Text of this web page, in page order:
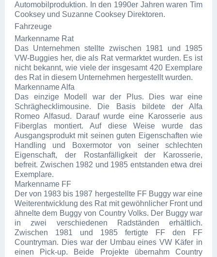
Automobilproduktion. In den 1990er Jahren waren Tim
Cooksey und Suzanne Cooksey Direktoren.
Fahrzeuge
Markenname Rat
Das Unternehmen stellte zwischen 1981 und 1985
VW-Buggies her, die als Rat vermarktet wurden. Es ist
nicht bekannt, wie viele der insgesamt 420 Exemplare
des Rat in diesem Unternehmen hergestellt wurden.
Markenname Alfa
Das einzige Modell war der Plus. Dies war eine
Schräghecklimousine. Die Basis bildete der Alfa
Romeo Alfasud. Darauf wurde eine Karosserie aus
Fiberglas montiert. Auf diese Weise wurde das
Ausgangsprodukt mit seinen guten Eigenschaften wie
Handling und Boxermotor von seiner schlechten
Eigenschaft, der Rostanfälligkeit der Karosserie,
befreit. Zwischen 1982 und 1985 entstanden etwa drei
Exemplare.
Markenname FF
Der von 1983 bis 1987 hergestellte FF Buggy war eine
Weiterentwicklung des Rat mit gewöhnlicher Front und
ähnelte dem Buggy von Country Volks. Der Buggy war
in zwei verschiedenen Radständen erhältlich.
Zwischen 1981 und 1985 fertigte FF den FF
Countryman. Dies war der Umbau eines VW Käfer in
einen Pick-up. Beide Projekte übernahm Country